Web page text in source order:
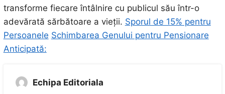
transforme fiecare întâlnire cu publicul său într-o
adevărată sărbătoare a vieții. Sporul de 15% pentru
Persoanele Schimbarea Genului pentru Pensionare
Anticipată:
Echipa Editoriala